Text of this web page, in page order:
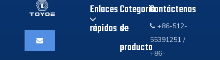
Enlaces
rápidos
Categoria
de
producto
Contáctenos
 +86-512-
55391251 /
+86-